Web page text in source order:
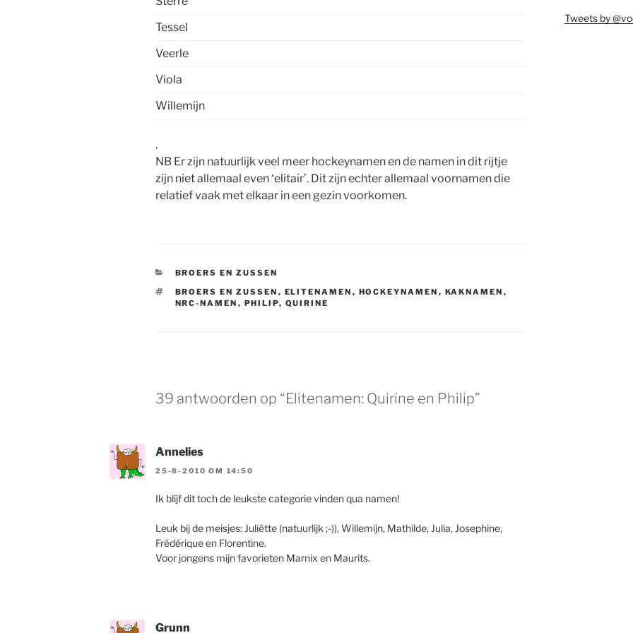
Tessel
Veerle
Viola
Willemijn
.
NB Er zijn natuurlijk veel meer hockeynamen en de namen in dit rijtje
zijn niet allemaal even ‘elitair’. Dit zijn echter allemaal voornamen die
relatief vaak met elkaar in een gezin voorkomen.
CATEGORIEËN
BROERS EN ZUSSEN
TAGS
BROERS EN ZUSSEN , ELITENAMEN , HOCKEYNAMEN , KAKNAMEN ,
NRC-NAMEN , PHILIP, QUIRINE
39 antwoorden op “Elitenamen: Quirine en Philip”
Annelies
25-8-2010 OM 14:50
Ik blijf dit toch de leukste categorie vinden qua namen!
Leuk bij de meisjes: Juliëtte (natuurlijk ;-)), Willemijn, Mathilde, Julia, Josephine,
Frédérique en Florentine.
Voor jongens mijn favorieten Marnix en Maurits.
Grunn
Tweets by